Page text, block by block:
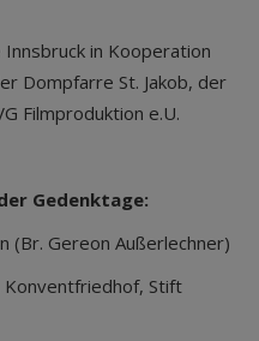
in Kooperation
Dompfarre St. Jakob, der
Filmproduktion e.U.
Gedenktage:
(Br. Gereon Außerlechner)
Konventfriedhof, Stift